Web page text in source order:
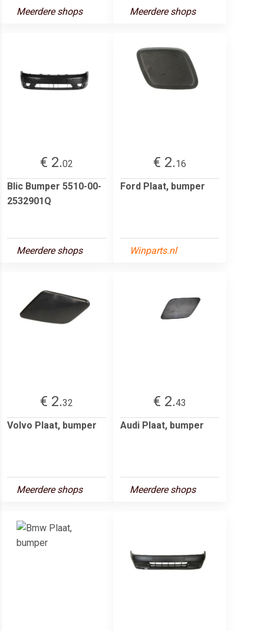
Meerdere shops Meerdere shops
€ 2.02
Blic Bumper 5510-00-
2532901Q
Meerdere shops
€ 2.16
Ford Plaat, bumper
Winparts.nl
€ 2.32
Volvo Plaat, bumper
Meerdere shops
€ 2.43
Audi Plaat, bumper
Meerdere shops